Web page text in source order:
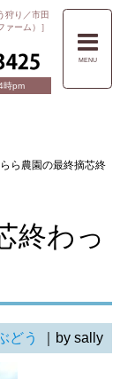
狩り／市田
ーム）］
時pm
MENU
ら農園の最終摘芯終
終わっ
どう ｜by sally